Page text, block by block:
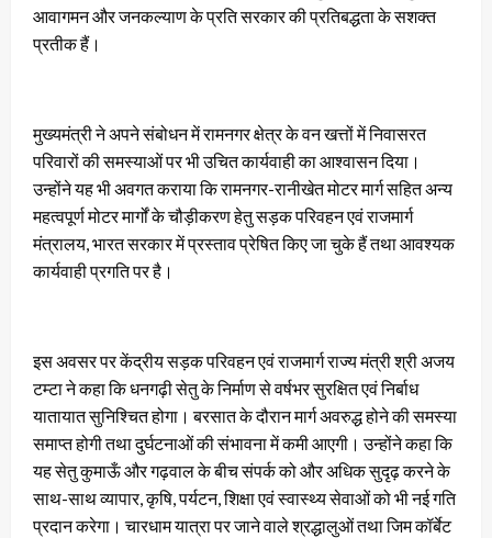
आवागमन और जनकल्याण के प्रति सरकार की प्रतिबद्धता के सशक्त
प्रतीक हैं।
मुख्यमंत्री ने अपने संबोधन में रामनगर क्षेत्र के वन खत्तों में निवासरत
परिवारों की समस्याओं पर भी उचित कार्यवाही का आश्वासन दिया।
उन्होंने यह भी अवगत कराया कि रामनगर-रानीखेत मोटर मार्ग सहित अन्य
महत्वपूर्ण मोटर मार्गों के चौड़ीकरण हेतु सड़क परिवहन एवं राजमार्ग
मंत्रालय, भारत सरकार में प्रस्ताव प्रेषित किए जा चुके हैं तथा आवश्यक
कार्यवाही प्रगति पर है।
इस अवसर पर केंद्रीय सड़क परिवहन एवं राजमार्ग राज्य मंत्री श्री अजय
टम्टा ने कहा कि धनगढ़ी सेतु के निर्माण से वर्षभर सुरक्षित एवं निर्बाध
यातायात सुनिश्चित होगा। बरसात के दौरान मार्ग अवरुद्ध होने की समस्या
समाप्त होगी तथा दुर्घटनाओं की संभावना में कमी आएगी। उन्होंने कहा कि
यह सेतु कुमाऊँ और गढ़वाल के बीच संपर्क को और अधिक सुदृढ़ करने के
साथ-साथ व्यापार, कृषि, पर्यटन, शिक्षा एवं स्वास्थ्य सेवाओं को भी नई गति
प्रदान करेगा। चारधाम यात्रा पर जाने वाले श्रद्धालुओं तथा जिम कॉर्बेट